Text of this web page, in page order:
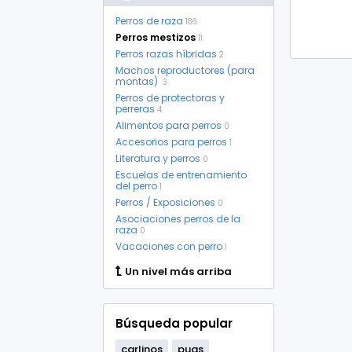
Perros de raza 186
Perros mestizos 11
Perros razas híbridas 2
Machos reproductores (para
montas) 3
Perros de protectoras y
perreras 4
Alimentos para perros 0
Accesorios para perros 1
Literatura y perros 0
Escuelas de entrenamiento
del perro 1
Perros / Exposiciones 0
Asociaciones perros de la
raza 0
Vacaciones con perro 1
Un nivel más arriba
Búsqueda popular